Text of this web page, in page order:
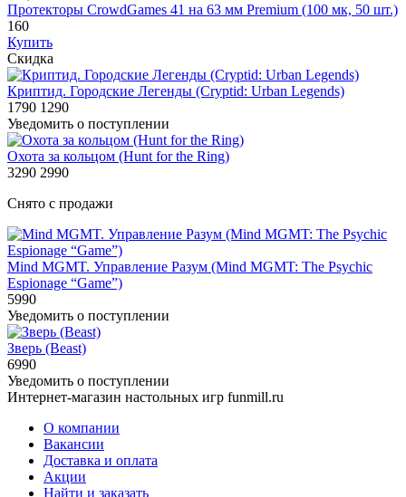
Протекторы CrowdGames 41 на 63 мм Premium (100 мк, 50 шт.)
160
Купить
Скидка
Криптид. Городские Легенды (Cryptid: Urban Legends)
1790 1290
Уведомить о поступлении
Охота за кольцом (Hunt for the Ring)
3290 2990
Снято с продажи
Mind MGMT. Управление Разум (Mind MGMT: The Psychic
Espionage “Game”)
5990
Уведомить о поступлении
Зверь (Beast)
6990
Уведомить о поступлении
Интернет-магазин настольных игр funmill.ru
О компании
Вакансии
Доставка и оплата
Акции
Найти и заказать